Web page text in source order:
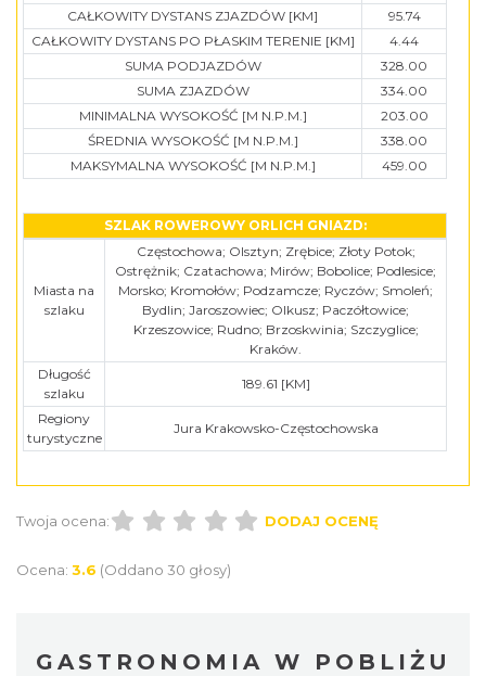
CAŁKOWITY DYSTANS ZJAZDÓW [KM]
95.74
CAŁKOWITY DYSTANS PO PŁASKIM TERENIE [KM]
4.44
SUMA PODJAZDÓW
328.00
SUMA ZJAZDÓW
334.00
MINIMALNA WYSOKOŚĆ [M N.P.M.]
203.00
ŚREDNIA WYSOKOŚĆ [M N.P.M.]
338.00
MAKSYMALNA WYSOKOŚĆ [M N.P.M.]
459.00
SZLAK ROWEROWY ORLICH GNIAZD:
Miasta na
szlaku
Częstochowa; Olsztyn; Zrębice; Złoty Potok;
Ostrężnik; Czatachowa; Mirów; Bobolice; Podlesice;
Morsko; Kromołów; Podzamcze; Ryczów; Smoleń;
Bydlin; Jaroszowiec; Olkusz; Paczółtowice;
Krzeszowice; Rudno; Brzoskwinia; Szczyglice;
Kraków.
Długość
szlaku
189.61 [KM]
Regiony
turystyczne
Jura Krakowsko-Częstochowska
Twoja ocena: DODAJ OCENĘ
Ocena: 3.6 (Oddano 30 głosy)
GASTRONOMIA W POBLIŻU